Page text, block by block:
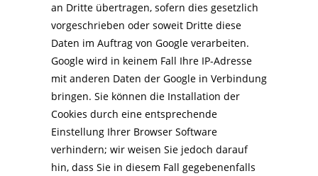
an Dritte übertragen, sofern dies gesetzlich
vorgeschrieben oder soweit Dritte diese
Daten im Auftrag von Google verarbeiten.
Google wird in keinem Fall Ihre IP-Adresse
mit anderen Daten der Google in Verbindung
bringen. Sie können die Installation der
Cookies durch eine entsprechende
Einstellung Ihrer Browser Software
verhindern; wir weisen Sie jedoch darauf
hin, dass Sie in diesem Fall gegebenenfalls